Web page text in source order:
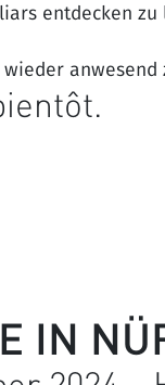
entdecken zu
anwesend
IN